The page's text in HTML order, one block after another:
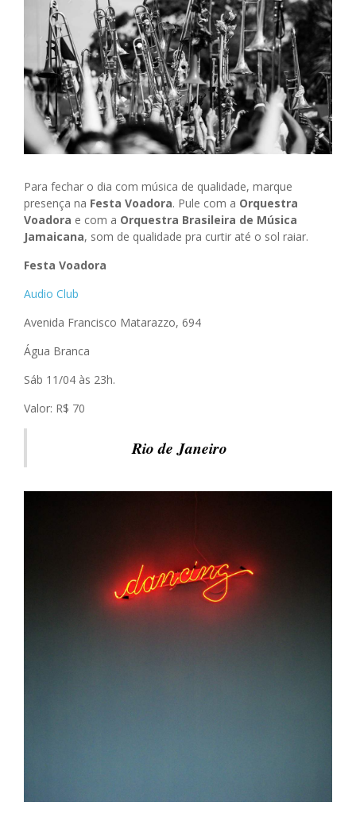
Para fechar o dia com música de qualidade, marque
presença na Festa Voadora. Pule com a Orquestra
Voadora e com a Orquestra Brasileira de Música
Jamaicana, som de qualidade pra curtir até o sol raiar.
Festa Voadora
Audio Club
Avenida Francisco Matarazzo, 694
Água Branca
Sáb 11/04 às 23h.
Valor: R$ 70
Rio de Janeiro